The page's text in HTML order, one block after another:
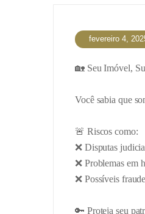
fevereiro 4,
🏡 Seu Imóvel,
Você sabia que
🚨 Riscos como:
❌ Disputas
❌ Problemas em
❌ Possíveis
🔑 Proteja seu